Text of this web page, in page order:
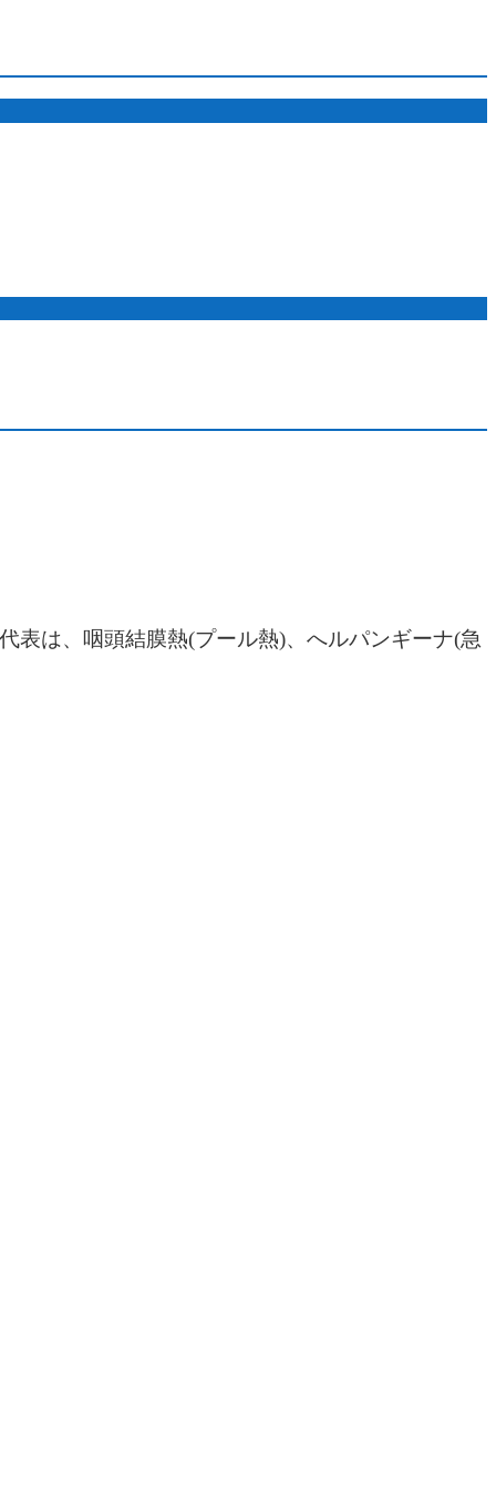
は、咽頭結膜熱(プール熱)、へルパンギーナ(急